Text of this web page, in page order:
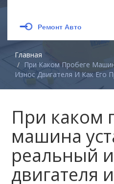
Главная
При Каком Пробеге
Износ Двигателя И Как Его
При каком
машина
реальный
двигателя